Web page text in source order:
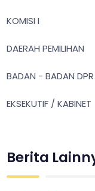
KOMISI I
DAERAH PEMILIHAN
BADAN - BADAN DPR
EKSEKUTIF / KABINET
Berita